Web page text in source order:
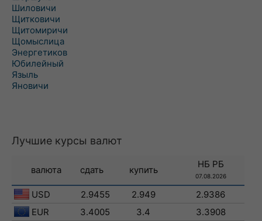
Шиловичи
Щитковичи
Щитомиричи
Щомыслица
Энергетиков
Юбилейный
Языль
Яновичи
Лучшие курсы валют
валюта сдать купить
НБ РБ
07.08.2026
USD 2.9455 2.949
2.9386
EUR
3.4005 3.4
3.3908